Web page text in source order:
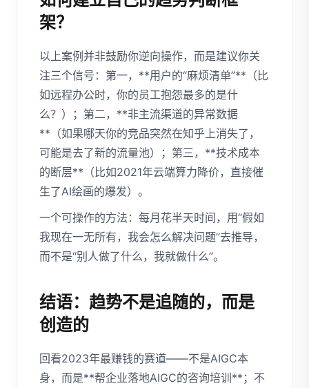
架？
以上案例并非鼓励你逆向操作，而是建议你关
注三个信号：第一，**用户的“麻烦清单”**（比
如远程办公时，你的员工抱怨最多的是什
么？）；第二，**非主流渠道的异常数据
**（如果哪天你的竞品突然在知乎上消失了，
可能是去了新的流量池）；第三，**技术成本
的断层**（比如2021年云端算力降价，直接催
生了AI绘画的爆发）。
一个可操作的方法：每月花半天时间，用“假如
我现在一无所有，我会怎么解决问题”去推导，
而不是“别人做了什么，我就做什么”。
结语：趋势不是追随的，而是
创造的
回看2023年最赚钱的赛道——不是AIGC本
身，而是**帮企业落地AIGC的咨询培训**；不